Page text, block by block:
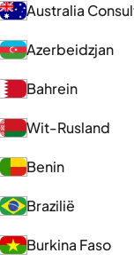
Australia
Azerbeidzjan
Bahrein
Wit-Rusland
Benin
Brazilië
Burkina Faso